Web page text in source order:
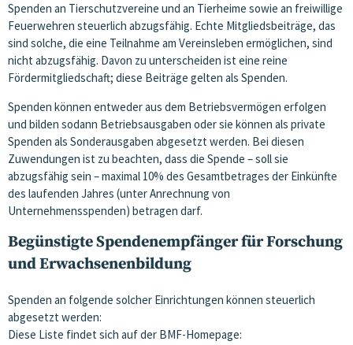
Spenden an Tierschutzvereine und an Tierheime sowie an freiwillige
Feuerwehren steuerlich abzugsfähig. Echte Mitgliedsbeiträge, das
sind solche, die eine Teilnahme am Vereinsleben ermöglichen, sind
nicht abzugsfähig. Davon zu unterscheiden ist eine reine
Fördermitgliedschaft; diese Beiträge gelten als Spenden.
Spenden können entweder aus dem Betriebsvermögen erfolgen
und bilden sodann Betriebsausgaben oder sie können als private
Spenden als Sonderausgaben abgesetzt werden. Bei diesen
Zuwendungen ist zu beachten, dass die Spende – soll sie
abzugsfähig sein – maximal 10% des Gesamtbetrages der Einkünfte
des laufenden Jahres (unter Anrechnung von
Unternehmensspenden) betragen darf.
Begünstigte Spendenempfänger für Forschung
und Erwachsenenbildung
Spenden an folgende solcher Einrichtungen können steuerlich
abgesetzt werden:
Diese Liste findet sich auf der BMF-Homepage: